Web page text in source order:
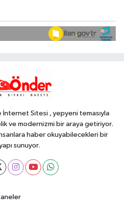
ELLERİNİZE SAĞLIK...
Sitesi , yepyeni temasıyla
ve modernizmi bir araya getiriyor.
haber okuyabilecekleri bir
sunuyor.